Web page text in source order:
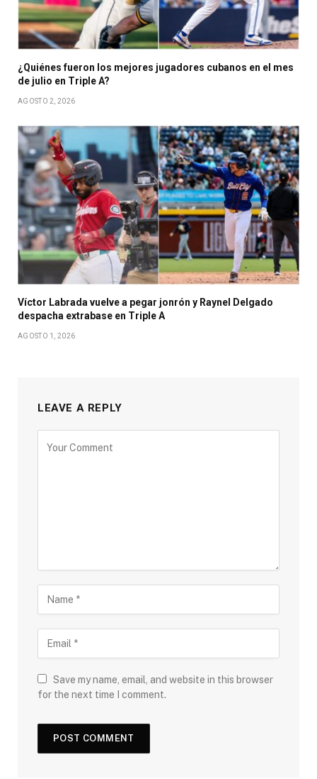
¿Quiénes fueron los mejores jugadores cubanos en el mes
de julio en Triple A?
AGOSTO 2, 2026
Víctor Labrada vuelve a pegar jonrón y Raynel Delgado
despacha extrabase en Triple A
AGOSTO 1, 2026
LEAVE A REPLY
Save my name, email, and website in this browser
for the next time I comment.